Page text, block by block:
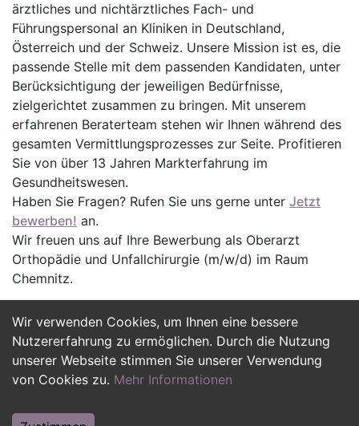
Wir verwenden Cookies, um Ihnen eine bessere
Nutzererfahrung zu ermöglichen. Durch die Nutzung
unserer Webseite stimmen Sie unserer Verwendung
von Cookies zu. Mehr Informationen
ärztliches und nichtärztliches Fach- und
Führungspersonal an Kliniken in Deutschland,
Österreich und der Schweiz. Unsere Mission ist es, die
passende Stelle mit dem passenden Kandidaten, unter
Berücksichtigung der jeweiligen Bedürfnisse,
zielgerichtet zusammen zu bringen. Mit unserem
erfahrenen Beraterteam stehen wir Ihnen während des
gesamten Vermittlungsprozesses zur Seite. Profitieren
Sie von über 13 Jahren Markterfahrung im
Gesundheitswesen.
Haben Sie Fragen? Rufen Sie uns gerne unter Jetzt
bewerben! an.
Wir freuen uns auf Ihre Bewerbung als Oberarzt
Orthopädie und Unfallchirurgie (m/w/d) im Raum
Chemnitz.
Jetzt Bewerben